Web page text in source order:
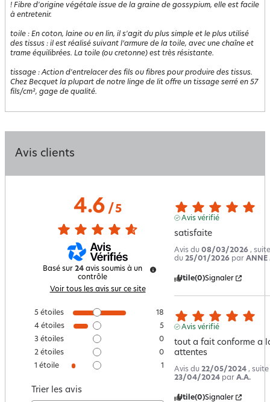
! Fibre d'origine végétale issue de la graine de gossypium, elle est facile
à entretenir.
toile : En coton, laine ou en lin, il s'agit du plus simple et le plus utilisé
des tissus : il est réalisé suivant l’armure de la toile, avec une chaîne et
trame équilibrées. La toile (ou cretonne) est très résistante.
tissage :Action d'entrelacer des fils ou fibres pour produire des tissus.
Chez Becquet la plupart de notre linge de lit offre un tissage serré en 57
fils/cm², gage de qualité.
Avis clients
4.6/ 5
Basé sur 24 avis soumis à un
contrôle
Voir tous les avis sur ce site
5 étoiles
18
4 étoiles
5
3 étoiles
0
2 étoiles
0
1 étoile 1
Trier les avis
Avis vérifié
satisfaite
Avis du 08/03/2026 ,
du 25/01/2026 par ANNE
Utile(0)Signaler
Avis vérifié
tout a fait conforme a
attentes
Avis du 22/05/2024 ,
23/04/2024 par A.A.
Utile(0)Signaler